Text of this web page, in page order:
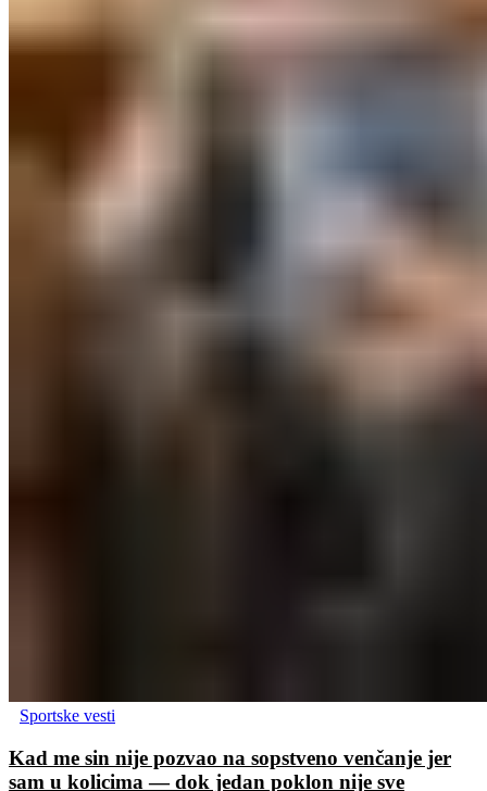
Sportske vesti
Kad me sin nije pozvao na sopstveno venčanje jer
sam u kolicima — dok jedan poklon nije sve